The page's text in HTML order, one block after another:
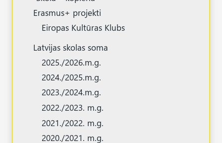
Erasmus+ projekti
Eiropas Kultūras Klubs
Latvijas skolas soma
2025./2026.m.g.
2024./2025.m.g.
2023./2024.m.g.
2022./2023. m.g.
2021./2022. m.g.
2020./2021. m.g.